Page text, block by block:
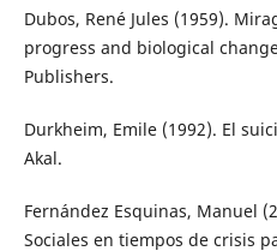
Dubos, René Jules (1959).
progress and biological
Publishers.
Durkheim, Emile (1992). El
Akal.
Fernández Esquinas, Manuel
Sociales en tiempos de crisis